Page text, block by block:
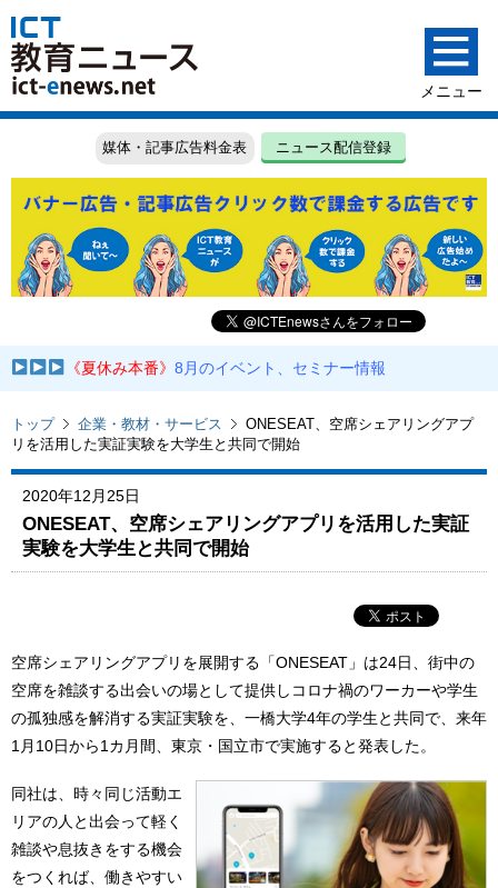
媒体・記事広告料金表 ニュース配信登録
《夏休み本番》8月のイベント、セミナー情報
トップ 企業・教材・サービス
ONESEAT、空席シェアリングアプ
リを活用した実証実験を大学生と共同で開始
2020年12月25日
ONESEAT、空席シェアリングアプリを活用した実証
実験を大学生と共同で開始
空席シェアリングアプリを展開する「ONESEAT」は24日、街中の
空席を雑談する出会いの場として提供しコロナ禍のワーカーや学生
の孤独感を解消する実証実験を、一橋大学4年の学生と共同で、来年
1月10日から1カ月間、東京・国立市で実施すると発表した。
同社は、時々同じ活動エ
リアの人と出会って軽く
雑談や息抜きをする機会
をつくれば、働きやすい